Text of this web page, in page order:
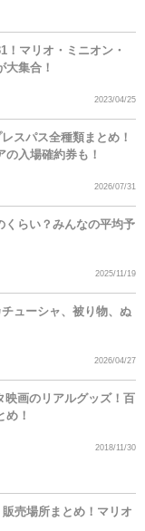
！マリオ・ミニオン・
集合！
2023/04/25
スパス全種類まとめ！
入場確約券も！
2026/07/31
くらい？みんなの平均予
2025/11/19
ューシャ、被り物、ぬ
2026/04/27
映画のリアルグッズ！百
！
2018/11/30
販売場所まとめ！マリオ